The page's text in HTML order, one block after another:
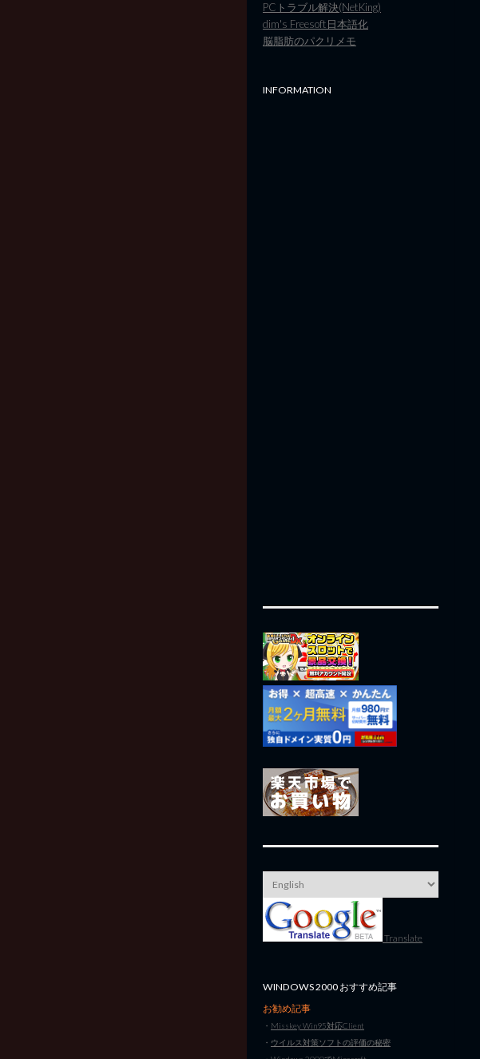
PCトラブル解決(NetKing)
dim's Freesoft日本語化
脳脂肪のパクリメモ
INFORMATION
Translate
WINDOWS 2000 おすすめ記事
お勧め記事
・ Misskey Win95対応Client
・ ウイルス対策ソフトの評価の秘密